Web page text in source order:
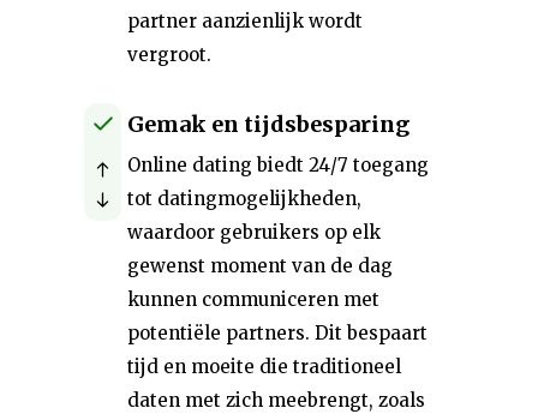
partner aanzienlijk wordt
vergroot.
Gemak en tijdsbesparing
Online dating biedt 24/7 toegang
tot datingmogelijkheden,
waardoor gebruikers op elk
gewenst moment van de dag
kunnen communiceren met
potentiële partners. Dit bespaart
tijd en moeite die traditioneel
daten met zich meebrengt, zoals